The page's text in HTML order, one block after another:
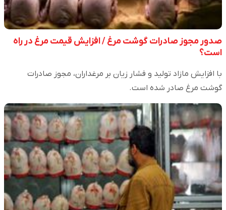
صدور مجوز صادرات گوشت مرغ / افزایش قیمت مرغ در راه
است؟
با افزایش مازاد تولید و فشار زیان بر مرغداران، مجوز صادرات
گوشت مرغ صادر شده است.